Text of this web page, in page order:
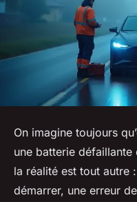
On imagine toujours
une batterie
la réalité est tout autre
démarrer, une erreur